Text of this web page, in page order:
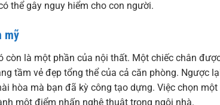
thể gây nguy hiểm cho con người.
mỹ
còn là một phần của nội thất. Một chiếc chân
tầm vẻ đẹp tổng thể của cả căn phòng. Ngược
hòa mà bạn đã kỳ công tạo dựng. Việc chọn một
một điểm nhấn nghệ thuật trong ngôi nhà.